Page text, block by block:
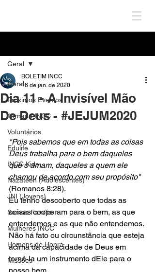
Geral
Próximos Eventos
Jornada INCC
Voluntários
Edulife
INCC Kids
Nazateen (Adolescentes)
JNI (Jovens)
Somos Família
Mulheres INCC
Homens de Honra
Missões
Geral
Dia 11 - A Invisível Mão
De Deus - #JEJUM2020
BOLETIM INCC
16 de jan. de 2020
"Pois sabemos que em todas as coisas
Deus trabalha para o bem daqueles
que o amam, daqueles a quem ele
chamou de acordo com seu propósito"
(Romanos 8:28).
Eu tenho descoberto que todas as
coisas cooperam para o bem, as que
entendemos e as que não entendemos.
Não há fato ou circunstância que esteja
acima da capacidade de Deus em
torná-la um instrumento dEle para o